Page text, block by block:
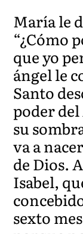
María le
“¿Cómo
que yo
ángel le
Santo
poder
su
va a
de Dios.
Isabel,
sexto